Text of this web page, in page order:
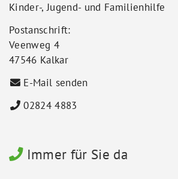
Kinder-, Jugend- und Familienhilfe
Postanschrift:
Veenweg 4
47546 Kalkar
E-Mail senden
02824 4883
Immer für Sie da